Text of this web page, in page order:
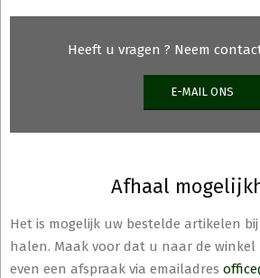
Heeft u vragen ? Neem
E-MAIL ONS
Afhaal
Het is mogelijk uw bestelde artikelen
halen. Maak voor dat u naar de
even een afspraak via emailadres